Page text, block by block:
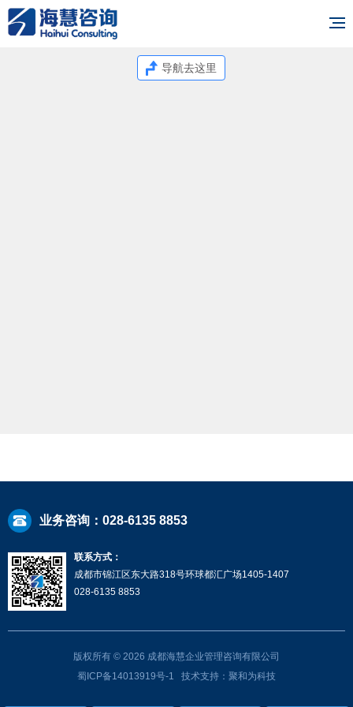
导航去这里
业务咨询：028-6135 8853
联系方式：
成都市锦江区东大路318号环球都汇广场1405-1407
028-6135 8853
版权所有 © 2026 成都海慧企业管理咨询有限公司
蜀ICP备14013919号-1
技术支持：聚和为科技